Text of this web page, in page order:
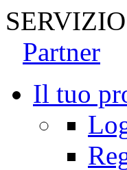
Partner
Il tuo